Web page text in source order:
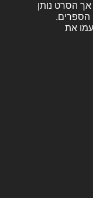
אך הסרט נותן
הספרים.
את